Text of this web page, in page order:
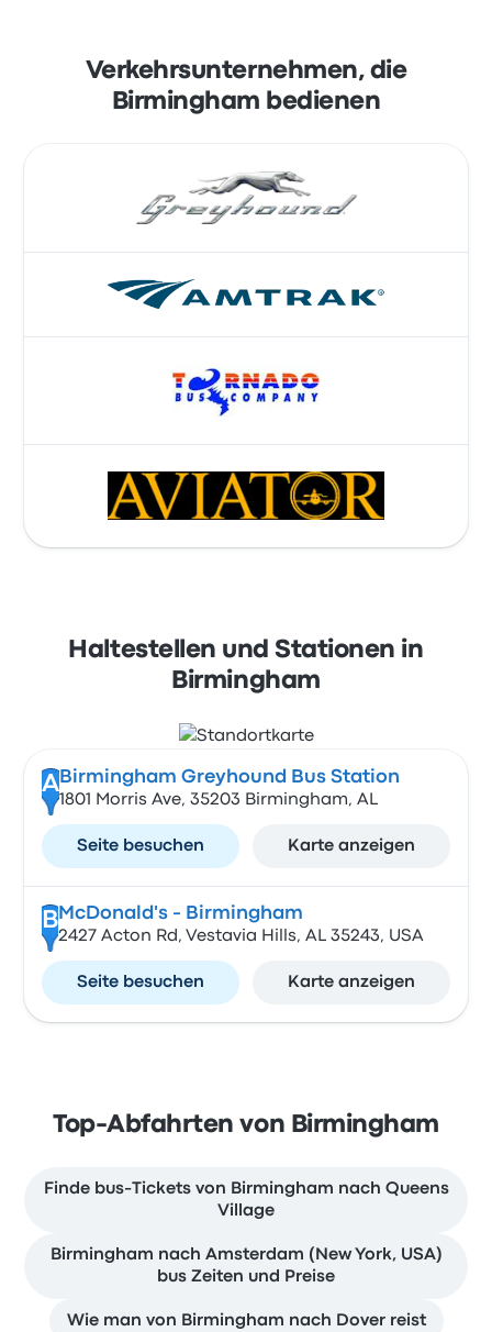
Verkehrsunternehmen, die
Birmingham bedienen
Haltestellen und Stationen in
Birmingham
A Birmingham Greyhound Bus Station
1801 Morris Ave, 35203 Birmingham, AL
Seite besuchen Karte anzeigen
B McDonald's - Birmingham
2427 Acton Rd, Vestavia Hills, AL 35243, USA
Seite besuchen Karte anzeigen
Top-Abfahrten von Birmingham
Finde bus-Tickets von Birmingham nach Queens
Village
Birmingham nach Amsterdam (New York, USA)
bus Zeiten und Preise
Wie man von Birmingham nach Dover reist